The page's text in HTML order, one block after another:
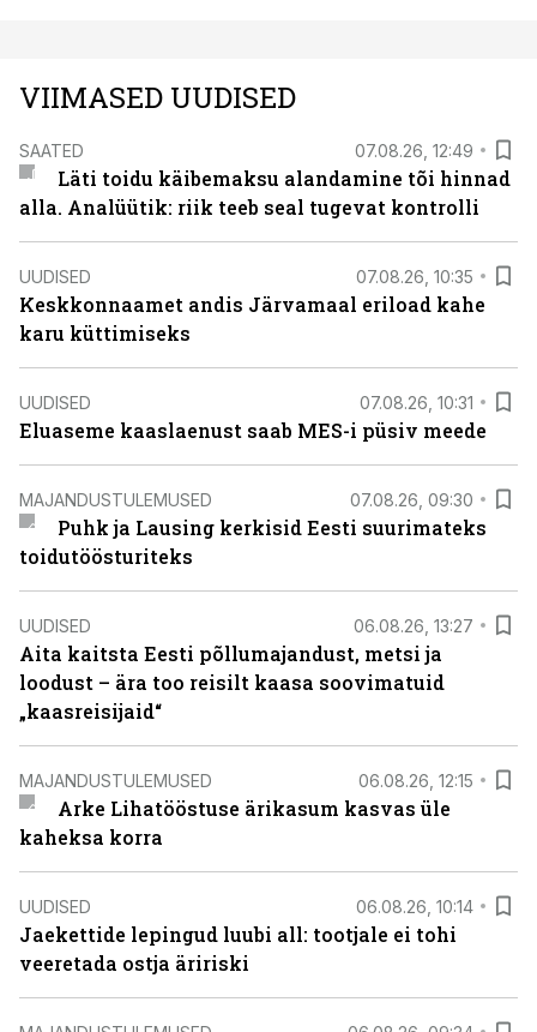
VIIMASED UUDISED
SAATED 07.08.26, 12:49
Läti toidu käibemaksu alandamine tõi hinnad
alla. Analüütik: riik teeb seal tugevat kontrolli
UUDISED 07.08.26, 10:35
Keskkonnaamet andis Järvamaal eriload kahe
karu küttimiseks
UUDISED 07.08.26, 10:31
Eluaseme kaaslaenust saab MES-i püsiv meede
MAJANDUSTULEMUSED 07.08.26, 09:30
Puhk ja Lausing kerkisid Eesti suurimateks
toidutöösturiteks
UUDISED 06.08.26, 13:27
Aita kaitsta Eesti põllumajandust, metsi ja
loodust – ära too reisilt kaasa soovimatuid
„kaasreisijaid“
MAJANDUSTULEMUSED 06.08.26, 12:15
Arke Lihatööstuse ärikasum kasvas üle
kaheksa korra
UUDISED 06.08.26, 10:14
Jaekettide lepingud luubi all: tootjale ei tohi
veeretada ostja äririski